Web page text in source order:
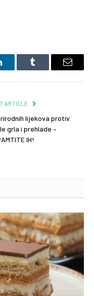
Tumblr Email
ARTICLE
lijekova protiv
grla i prehlade –
IH!